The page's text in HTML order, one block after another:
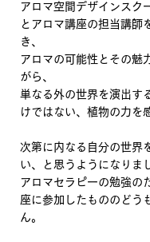
アロマ空間デザインスク
とアロマ講座の担当講師
き、
アロマの可能性とその魅
がら、
単なる外の世界を演出す
けではない、植物の力を
次第に内なる自分の世界
い、と思うようになりま
アロマセラピーの勉強の
座に参加したもののどう
ん。